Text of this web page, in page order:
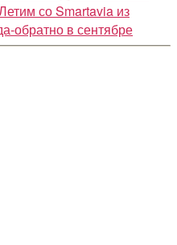
со Smartavia из
обратно в сентябре